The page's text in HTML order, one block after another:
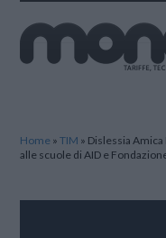
Home »TIM » Dislessia
alle scuole di AID e